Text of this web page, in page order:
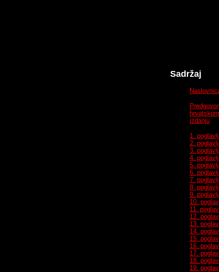
Sadržaj
Predgovor
hrvatskom
izdanju
1.
2.
3.
4.
5.
6.
7.
8.
9.
10.
11.
12.
13.
14.
15.
16.
17.
18.
19.